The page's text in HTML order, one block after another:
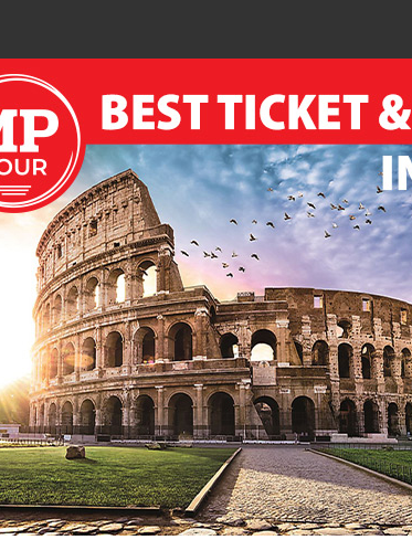
possono accedere gratuitamente con certificato
email di conferma prenotazione contenente il
prenotazioni confermate
del tour dell’area archeologica
d’Ara Coeli 16)